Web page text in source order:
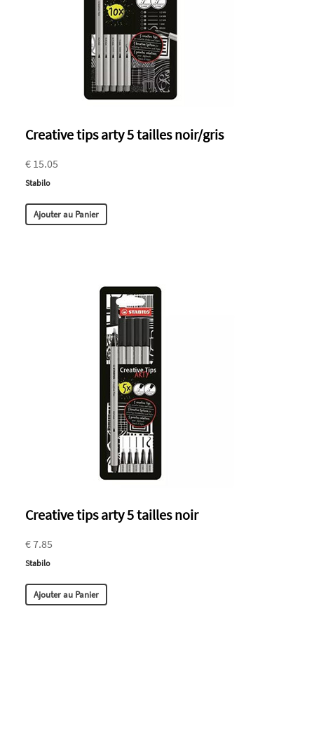
Creative tips arty 5 tailles noir/gris
€ 15.05
Stabilo
Ajouter au Panier
Creative tips arty 5 tailles noir
€ 7.85
Stabilo
Ajouter au Panier